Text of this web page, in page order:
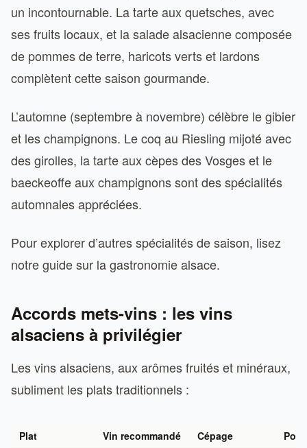
un incontournable. La tarte aux quetsches, avec
ses fruits locaux, et la salade alsacienne composée
de pommes de terre, haricots verts et lardons
complètent cette saison gourmande.
L’automne (septembre à novembre) célèbre le gibier
et les champignons. Le coq au Riesling mijoté avec
des girolles, la tarte aux cèpes des Vosges et le
baeckeoffe aux champignons sont des spécialités
automnales appréciées.
Pour explorer d’autres spécialités de saison, lisez
notre guide sur la gastronomie alsace.
Accords mets-vins : les vins
alsaciens à privilégier
Les vins alsaciens, aux arômes fruités et minéraux,
subliment les plats traditionnels :
Plat Vin recommandé Cépage